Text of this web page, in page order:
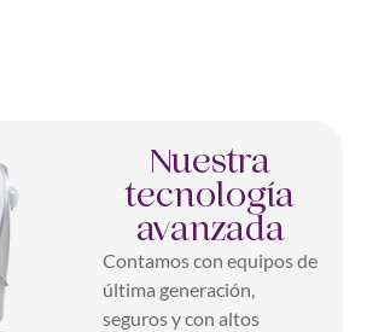
Nuestra
tecnología
avanzada
Contamos con equipos de
última generación,
seguros y con altos